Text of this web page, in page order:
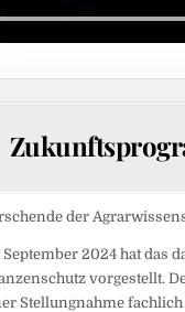
der
2024 hat das
vorgestellt.
Stellungnahme